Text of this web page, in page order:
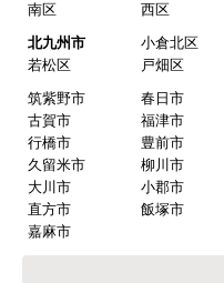
南区
西区
北九州市
小倉北区
若松区
戸畑区
筑紫野市
春日市
古賀市
福津市
行橋市
豊前市
久留米市
柳川市
大川市
小郡市
直方市
飯塚市
嘉麻市